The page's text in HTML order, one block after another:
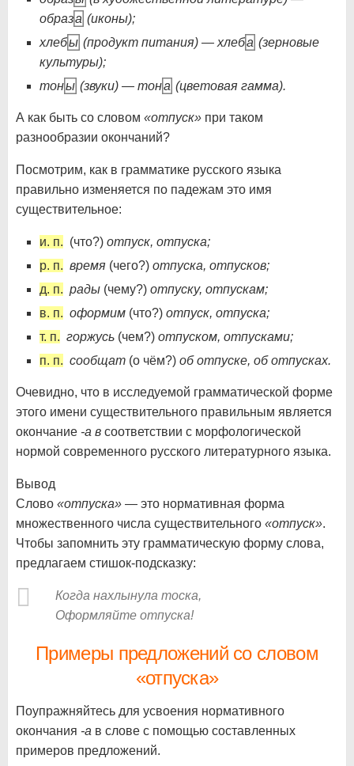
образа (иконы);
хлебы (продукт питания) — хлеба (зерновые
культуры);
тоны (звуки) — тона (цветовая гамма).
А как быть со словом «отпуск» при таком
разнообразии окончаний?
Посмотрим, как в грамматике русского языка
правильно изменяется по падежам это имя
существительное:
и. п. (что?) отпуск, отпуска;
р. п. время (чего?) отпуска, отпусков;
д. п. рады (чему?) отпуску, отпускам;
в. п. оформим (что?) отпуск, отпуска;
т. п. горжусь (чем?) отпуском, отпусками;
п. п. сообщат (о чём?) об отпуске, об отпусках.
Очевидно, что в исследуемой грамматической форме
этого имени существительного правильным является
окончание -а в соответствии с морфологической
нормой современного русского литературного языка.
Вывод
Слово «отпуска» — это нормативная форма
множественного числа существительного «отпуск».
Чтобы запомнить эту грамматическую форму слова,
предлагаем стишок-подсказку:
Когда нахлынула тоска,
Оформляйте отпуска!
Примеры предложений со словом
«отпуска»
Поупражняйтесь для усвоения нормативного
окончания -а в слове с помощью составленных
примеров предложений.